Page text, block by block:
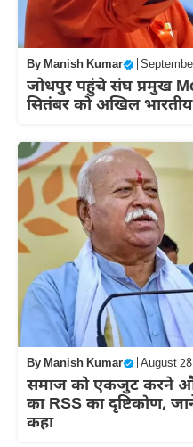
ByManish Kumar
जोधपुर पहुंचे संघ प्रमुख
सितंबर को अखिल
ByManish Kumar August
समाज को एकजुट करने
का RSS का दृष्टिकोण,
कहा